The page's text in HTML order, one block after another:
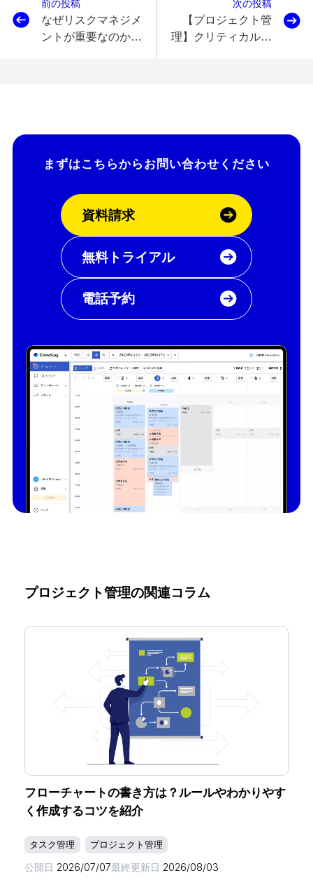
前の投稿
なぜリスクマネジメ
ントが重要なのか!?
次の投稿
【プロジェクト管
理】クリティカルパ
まずはこちらから お問い合わせください
資料請求
無料トライアル
電話予約
プロジェクト管理の関連コラム
フローチャートの書き方は？ルールやわかりやす
く作成するコツを紹介
タスク管理 プロジェクト管理
公開日 2026/07/07最終更新日 2026/08/03